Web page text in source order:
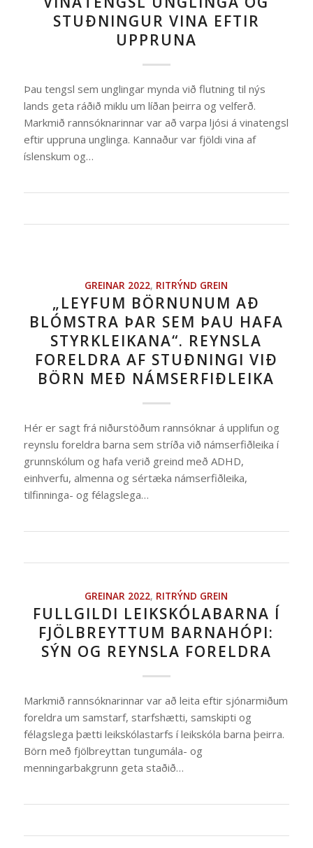
STUÐNINGUR VINA EFTIR
UPPRUNA
Þau tengsl sem unglingar mynda við flutning til nýs
lands geta ráðið miklu um líðan þeirra og velferð.
Markmið rannsóknarinnar var að varpa ljósi á vinatengsl
eftir uppruna unglinga. Kannaður var fjöldi vina af
íslenskum og…
GREINAR 2022, RITRÝND GREIN
„LEYFUM BÖRNUNUM AÐ
BLÓMSTRA ÞAR SEM ÞAU HAFA
STYRKLEIKANA“. REYNSLA
FORELDRA AF STUÐNINGI VIÐ
BÖRN MEÐ NÁMSERFIÐLEIKA
Hér er sagt frá niðurstöðum rannsóknar á upplifun og
reynslu foreldra barna sem stríða við námserfiðleika í
grunnskólum og hafa verið greind með ADHD,
einhverfu, almenna og sértæka námserfiðleika,
tilfinninga- og félagslega…
GREINAR 2022, RITRÝND GREIN
FULLGILDI LEIKSKÓLABARNA Í
FJÖLBREYTTUM BARNAHÓPI:
SÝN OG REYNSLA FORELDRA
Markmið rannsóknarinnar var að leita eftir sjónarmiðum
foreldra um samstarf, starfshætti, samskipti og
félagslega þætti leikskólastarfs í leikskóla barna þeirra.
Börn með fjölbreyttan tungumála- og
menningarbakgrunn geta staðið…